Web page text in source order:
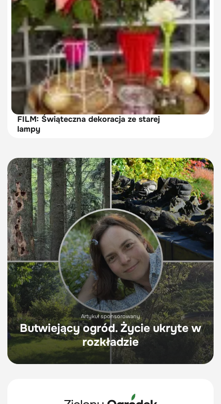
FILM: Świąteczna dekoracja ze starej
lampy
Artykuł sponsorowany
Butwiejący ogród. Życie ukryte w
rozkładzie